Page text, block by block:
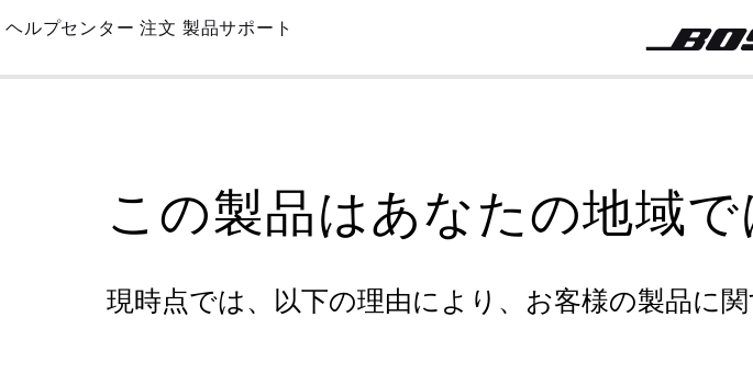
Skip
Main
ヘルプセンター 注文 製品サポート
この製品はあなたの地域
現時点では、以下の理由により、お客様の製品に